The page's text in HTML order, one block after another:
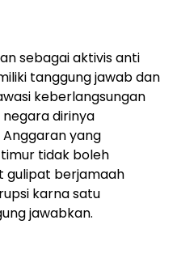
sebagai aktivis anti
tanggung jawab dan
keberlangsungan
dirinya
yang
tidak boleh
gulipat berjamaah
karna satu
jawabkan.